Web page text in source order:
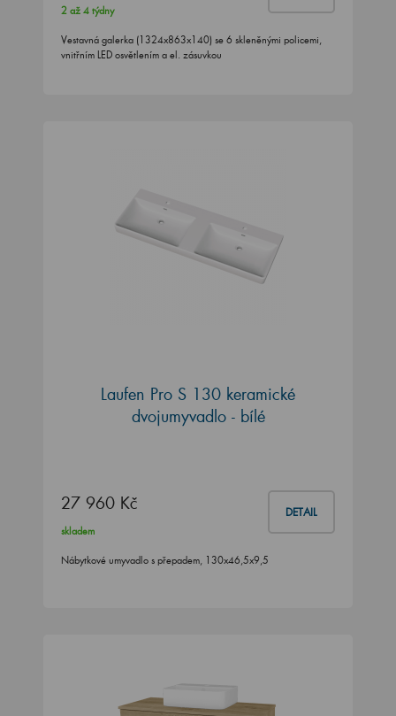
2 až 4 týdny
Vestavná galerka (1324x863x140) se 6 skleněnými policemi,
vnitřním LED osvětlením a el. zásuvkou
Laufen Pro S 130 keramické
dvojumyvadlo - bílé
27 960 Kč DETAIL
skladem
Nábytkové umyvadlo s přepadem, 130x46,5x9,5